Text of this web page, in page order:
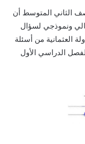
الثاني المتوسط أن
ونموذجي لسؤال
العثمانية من أسئلة
الدراسي الأول